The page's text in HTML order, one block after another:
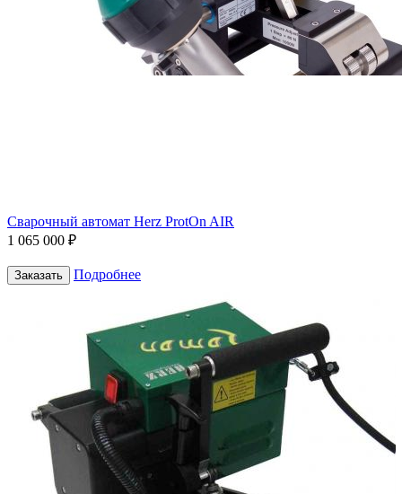
Сварочный автомат Herz ProtOn AIR
1 065 000 ₽
Заказать Подробнее